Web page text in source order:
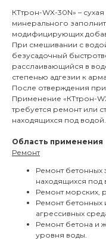
КТтрон-WX-30N» –
минерального
модифицирующих
При смешивании с
безусадочный
расслаивающийся в
степенью адгезии к
После отверждения
Применение «КТтрон-
требуется ремонт или
находящихся под водой.
Область применения
Ремонт
Ремонт бетонных
находящихся под
Ремонт морских,
Ремонт бетонных
агрессивных
Ремонт бетона и
уровня воды.